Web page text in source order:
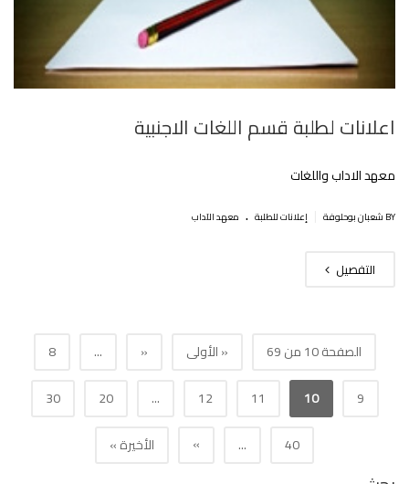
اعلانات لطلبة قسم اللغات الاجنبية
معهد الاداب واللغات
BY شعبان بوحلوفة إعلانات للطلبة . معهد الآداب
التفصيل
الصفحة 10 من 69 « الأولى «
...
8
9
10
11
12
...
20
30
40
...
» الأخيرة »